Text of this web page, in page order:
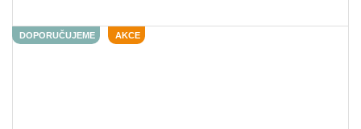
DOPORUČUJEME AKCE